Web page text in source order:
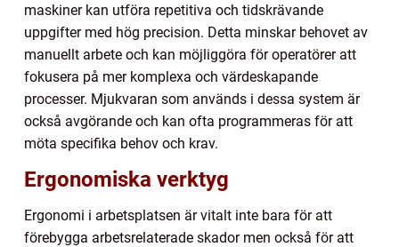
maskiner kan utföra repetitiva och tidskrävande
uppgifter med hög precision. Detta minskar behovet av
manuellt arbete och kan möjliggöra för operatörer att
fokusera på mer komplexa och värdeskapande
processer. Mjukvaran som används i dessa system är
också avgörande och kan ofta programmeras för att
möta specifika behov och krav.
Ergonomiska verktyg
Ergonomi i arbetsplatsen är vitalt inte bara för att
förebygga arbetsrelaterade skador men också för att